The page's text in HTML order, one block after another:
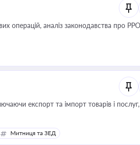
про РРО,
експорт та імпорт товарів і послуг,
Митниця та ЗЕД